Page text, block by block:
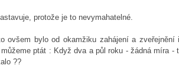
protože je to nevymahatelné.
ovšem bylo od okamžiku zahájení a
ptát : Když dva a půl roku - žádná míra
??